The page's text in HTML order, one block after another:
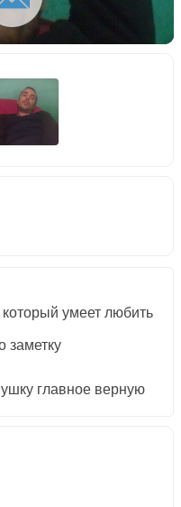
умеет любить
заметку
главное верную